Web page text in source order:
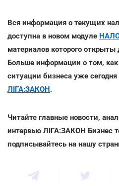
Вся информация о текущих
доступна в новом модуле
материалов которого открыты
Больше информации о том,
ситуации бизнеса уже сегодня
ЛІГА:ЗАКОН.
Читайте главные новости,
интервью ЛІГА:ЗАКОН Бизнес
подписывайтесь на нашу